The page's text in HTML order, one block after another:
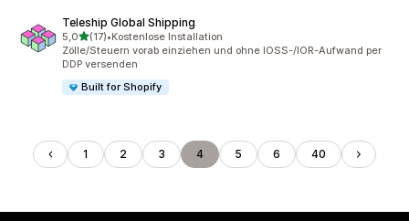
Teleship Global Shipping
5,0von 5 Sternen
(17)
17 Rezensionen insgesamt
•Kostenlose Installation
Zölle/Steuern vorab einziehen und ohne IOSS-/IOR-Aufwand per
DDP versenden
Built for Shopify
1 2 3 4 5 6 40